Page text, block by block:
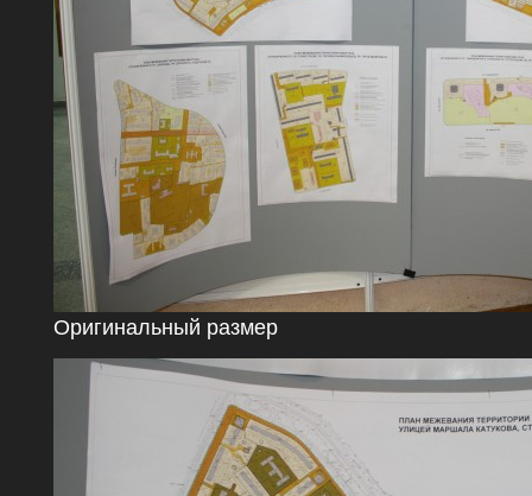
Оригинальный размер